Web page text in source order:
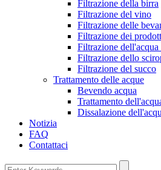
Filtrazione della birra
Filtrazione del vino
Filtrazione delle
Filtrazione dei
Filtrazione
Filtrazione dello
Filtrazione del succo
Trattamento delle acque
Bevendo acqua
Trattamento
Dissalazione
Notizia
FAQ
Contattaci